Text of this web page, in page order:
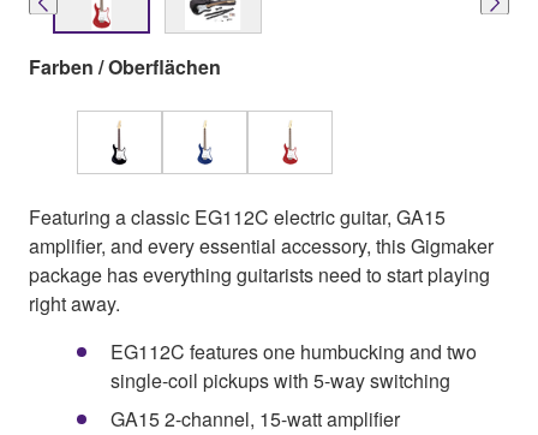
Farben / Oberflächen
Featuring a classic EG112C electric guitar, GA15
amplifier, and every essential accessory, this Gigmaker
package has everything guitarists need to start playing
right away.
EG112C features one humbucking and two
single-coil pickups with 5-way switching
GA15 2-channel, 15-watt amplifier